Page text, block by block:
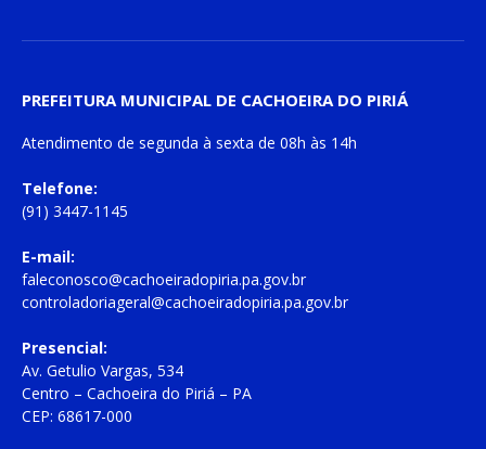
PREFEITURA MUNICIPAL DE CACHOEIRA DO PIRIÁ
Atendimento de segunda à sexta de 08h às 14h
Telefone:
(91) 3447-1145
E-mail:
faleconosco@cachoeiradopiria.pa.gov.br
controladoriageral@cachoeiradopiria.pa.gov.br
Presencial:
Av. Getulio Vargas, 534
Centro – Cachoeira do Piriá – PA
CEP: 68617-000